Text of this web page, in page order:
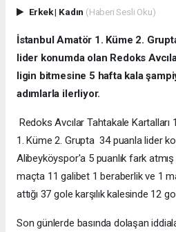
Erkek| Kadın (Haberi Sesli Oku)
İstanbul Amatör 1. Küme 2.
lider konumda olan Redoks
ligin bitmesine 5 hafta kala
adımlarla ilerliyor.
Redoks Avcılar Tahtakale
1. Küme 2. Grupta 34 puanla lider
Alibeyköyspor'a 5 puanlık fark atmış
maçta 11 galibet 1 beraberlik ve 1
attığı 37 gole karşılık kalesinde 12
Son günlerde basında dolaşan